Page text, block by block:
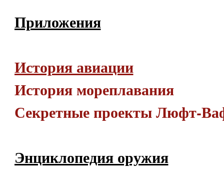
Приложения
История авиации
История мореплавания
Секретные проекты Люфт-
Энциклопедия оружия